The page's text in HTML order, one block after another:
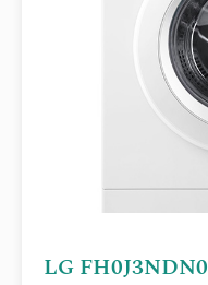
LG FH0J3NDN0